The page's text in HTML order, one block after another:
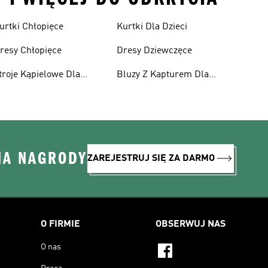
Chłopięce
Chłopięce
Kąpielowe Dla
Kurtki Dla Dzieci
Dresy Dziewczęce
Bluzy Z Kapturem Dla
NAGRODYZAREJESTRUJ SIĘ ZA DARMO
O FIRMIE
O nas
OBSERWUJ NAS